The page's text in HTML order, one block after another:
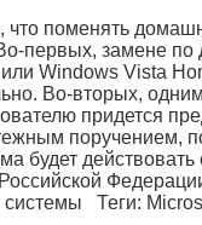
что поменять
первых, замене по
Windows Vista
Во-вторых,
придется
поручением,
будет
Теги: